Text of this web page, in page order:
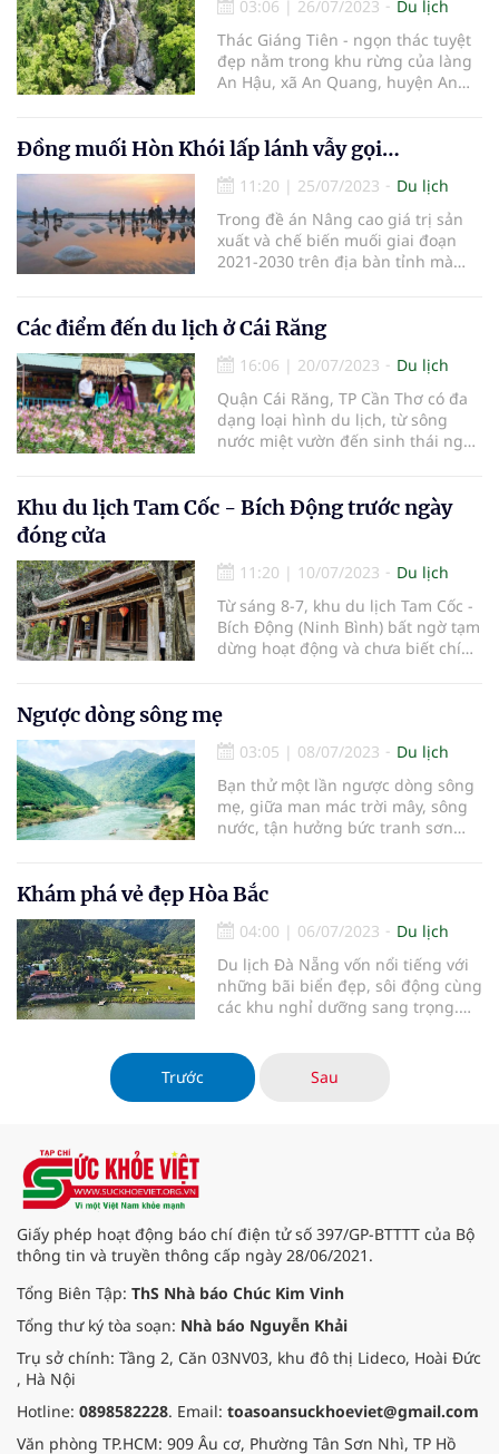
03:06 | 26/07/2023
Du lịch
Thác Giáng Tiên - ngọn thác tuyệt
đẹp nằm trong khu rừng của làng
An Hậu, xã An Quang, huyện An
điểm dã ngoại thu hút du khách
trong dịp hè.
Đồng muối Hòn Khói lấp lánh vẫy gọi…
11:20 | 25/07/2023
Du lịch
Trong đề án Nâng cao giá trị sản
xuất và chế biến muối giai đoạn
2021-2030 trên địa bàn tỉnh mà
hành ngày 26/7/2021) có nội dung
phát triển nghề sản xuất muối
truyền thống gắn với du lịch.
Các điểm đến du lịch ở Cái Răng
16:06 | 20/07/2023
Du lịch
Quận Cái Răng, TP Cần Thơ có đa
dạng loại hình du lịch, từ sông
nước miệt vườn đến sinh thái nghỉ
Khu du lịch Tam Cốc - Bích Động trước ngày
đóng cửa
11:20 | 10/07/2023
Du lịch
Từ sáng 8-7, khu du lịch Tam Cốc -
Bích Động (Ninh Bình) bất ngờ tạm
dừng hoạt động và chưa biết chính
ngày đóng cửa như thế nào?
Ngược dòng sông mẹ
03:05 | 08/07/2023
Du lịch
Bạn thử một lần ngược dòng sông
mẹ, giữa man mác trời mây, sông
nước, tận hưởng bức tranh sơn
Khám phá vẻ đẹp Hòa Bắc
04:00 | 06/07/2023
Du lịch
Du lịch Đà Nẵng vốn nổi tiếng với
những bãi biển đẹp, sôi động cùng
các khu nghỉ dưỡng sang trọng.
giờ di chuyển về phía tây bắc
thành phố, khách du lịch còn được
"đổi gió" trong khung cảnh núi
Trước Sau
Giấy phép hoạt động báo chí điện tử số 397/GP-BTTTT của Bộ
thông tin và truyền thông cấp ngày 28/06/2021.
Tổng Biên Tập: ThS Nhà báo Chúc Kim Vinh
Tổng thư ký tòa soạn: Nhà báo Nguyễn Khải
Trụ sở chính: Tầng 2, Căn 03NV03, khu đô thị Lideco, Hoài Đức
, Hà Nội
Hotline: 0898582228. Email: toasoansuckhoeviet@gmail.com
Văn phòng TP.HCM: 909 Âu cơ, Phường Tân Sơn Nhì, TP Hồ